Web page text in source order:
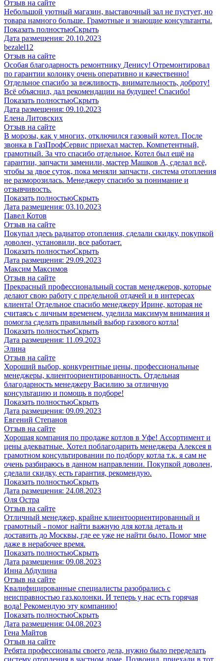
Отзыв на сайте
Небольшой уютный магазин, выставочный зал не пустует, но
товара намного больше. Грамотные и знающие консультанты.
Показать полностьюСкрыть
Дата размещения: 20.10.2023
​bezalel12
Отзыв на сайте
Особая благодарность ремонтнику Денису! Отремонтировал
по гарантии колонку очень оперативно и качественно!
Отдельное спасибо за вежливость, внимательность, доброту!
Всё объяснил, дал рекомендации на будущее! Спасибо!
Показать полностьюСкрыть
Дата размещения: 09.10.2023
​Елена Литовских
Отзыв на сайте
В морозы, как у многих, отключился газовый котел. После
звонка в ГазПрофСервис приехал мастер. Компетентный,
грамотный. За что спасибо отдельное. Котел был ещё на
гарантии, запчасти заменили, мастер Машков А, сделал всё,
чтобы за двое суток, пока меняли запчасти, система отопления
не разморозилась. Менеджеру спасибо за понимание и
отзывчивость.
Показать полностьюСкрыть
Дата размещения: 03.10.2023
Павел Котов
Отзыв на сайте
Покупал здесь радиатор отопления, сделали скидку, покупкой
доволен, установили, все работает.
Показать полностьюСкрыть
Дата размещения: 29.09.2023
Максим Максимов
Отзыв на сайте
Прекрасный профессиональный состав менеджеров, которые
делают свою работу с предельной отдачей и в интересах
клиента! Отдельное спасибо менеджеру Ирине, которая не
считаясь с личным временем, уделила максимум внимания и
помогла сделать правильный выбор газового котла!
Показать полностьюСкрыть
Дата размещения: 11.09.2023
Элина
Отзыв на сайте
Хороший выбор, конкурентные цены, профессиональные
менеджеры, клиентоориентированность. Отдельная
благодарность менеджеру Василию за отличную
консультацию и помощь в подборе!
Показать полностьюСкрыть
Дата размещения: 09.09.2023
Евгений Степанов
Отзыв на сайте
Хорошая компания по продаже котлов в Уфе! Ассортимент и
цены адекватные. Хотел поблагодарить менеджера Алексея в
грамотном консультировании по подбору котла т.к. я сам не
очень разбираюсь в данном направлении. Покупкой доволен,
сделали скидку, есть гарантия, рекомендую.
Показать полностьюСкрыть
Дата размещения: 24.08.2023
​Оля Остра
Отзыв на сайте
Отличный менеджер, крайне клиентоориентированный и
грамотный - помог найти важную для котла деталь и
доставить до Москвы, где ее уже не найти было. Помог мне
даже в нерабочее время.
Показать полностьюСкрыть
Дата размещения: 09.08.2023
Инна Абдулина
Отзыв на сайте
Квалифицированные специалисты разобрались с
неисправностью газ.колонки. И теперь у нас есть горячая
вода! Рекомендую эту компанию!
Показать полностьюСкрыть
Дата размещения: 04.08.2023
​Гена Майтов
Отзыв на сайте
Ребята профессионалы своего дела, нужно было переделать